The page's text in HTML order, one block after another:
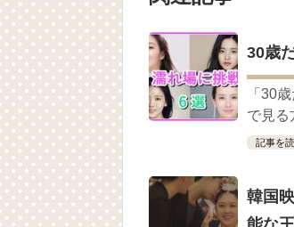
「ライフ・ オン
ェジン / エンジョイ❕
ユン・ギュンサ
News
キム・レウォンの
「まず熱く掃除
【裏芸能】キム
キム・ユジョン
幻の王女チャミ
YUCHUN ♥
30歳
「30
で見る
記事を
韓国